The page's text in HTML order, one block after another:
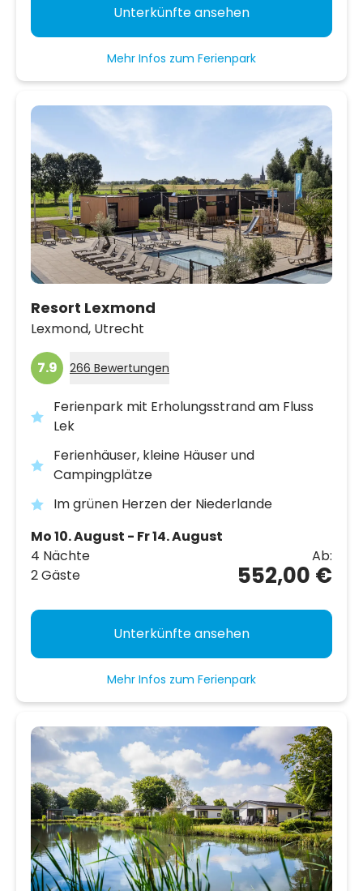
Unterkünfte ansehen
Mehr Infos zum Ferienpark
Resort Lexmond
Lexmond, Utrecht
7.9 266 Bewertungen
Ferienpark mit Erholungsstrand am Fluss
Lek
Ferienhäuser, kleine Häuser und
Campingplätze
Im grünen Herzen der Niederlande
Mo 10. August - Fr 14. August
4 Nächte
2 Gäste
Ab:
552,00 €
Unterkünfte ansehen
Mehr Infos zum Ferienpark